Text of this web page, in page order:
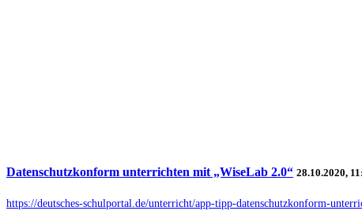
Datenschutzkonform unterrichten mit „WiseLab 2.0“ 28.10.2020,
https://deutsches-schulportal.de/unterricht/app-tipp-datenschutzkonform-